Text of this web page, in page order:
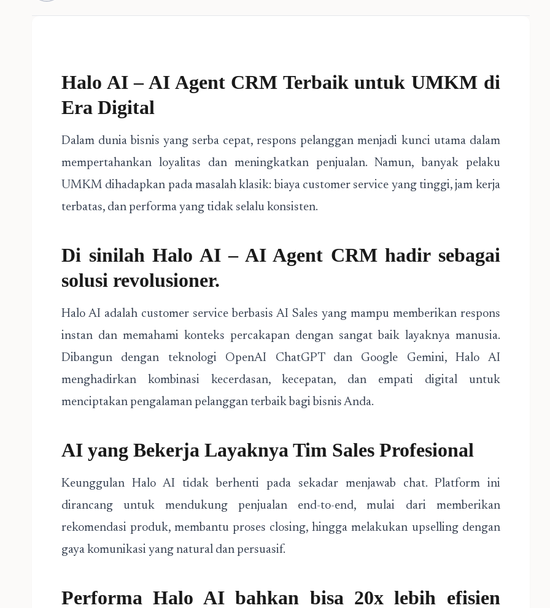
Halo AI – AI Agent CRM Terbaik untuk UMKM di
Era Digital
Dalam dunia bisnis yang serba cepat, respons pelanggan menjadi kunci utama dalam
mempertahankan loyalitas dan meningkatkan penjualan. Namun, banyak pelaku
UMKM dihadapkan pada masalah klasik: biaya customer service yang tinggi, jam kerja
terbatas, dan performa yang tidak selalu konsisten.
Di sinilah Halo AI – AI Agent CRM hadir sebagai
solusi revolusioner.
Halo AI adalah customer service berbasis AI Sales yang mampu memberikan respons
instan dan memahami konteks percakapan dengan sangat baik layaknya manusia.
Dibangun dengan teknologi OpenAI ChatGPT dan Google Gemini, Halo AI
menghadirkan kombinasi kecerdasan, kecepatan, dan empati digital untuk
menciptakan pengalaman pelanggan terbaik bagi bisnis Anda.
AI yang Bekerja Layaknya Tim Sales Profesional
Keunggulan Halo AI tidak berhenti pada sekadar menjawab chat. Platform ini
dirancang untuk mendukung penjualan end-to-end, mulai dari memberikan
rekomendasi produk, membantu proses closing, hingga melakukan upselling dengan
gaya komunikasi yang natural dan persuasif.
Performa Halo AI bahkan bisa 20x lebih efisien